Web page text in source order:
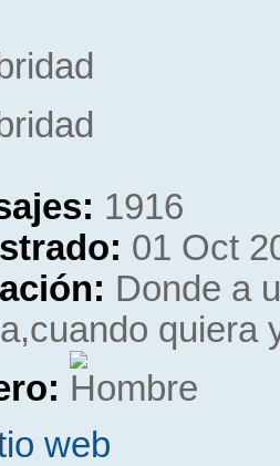
1916
01 Oct
Donde a
quiera
web